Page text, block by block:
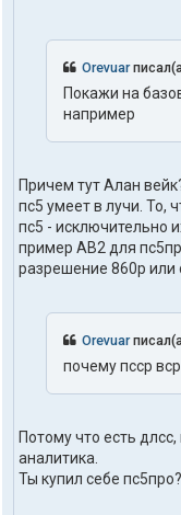
Orevuar
Покажи на
например
Причем тут Алан
пс5 умеет в лучи. То,
пс5 - исключительно
пример АВ2 для
разрешение 860р или
Orevuar
почему псср
Потому что есть
аналитика.
Ты купил себе